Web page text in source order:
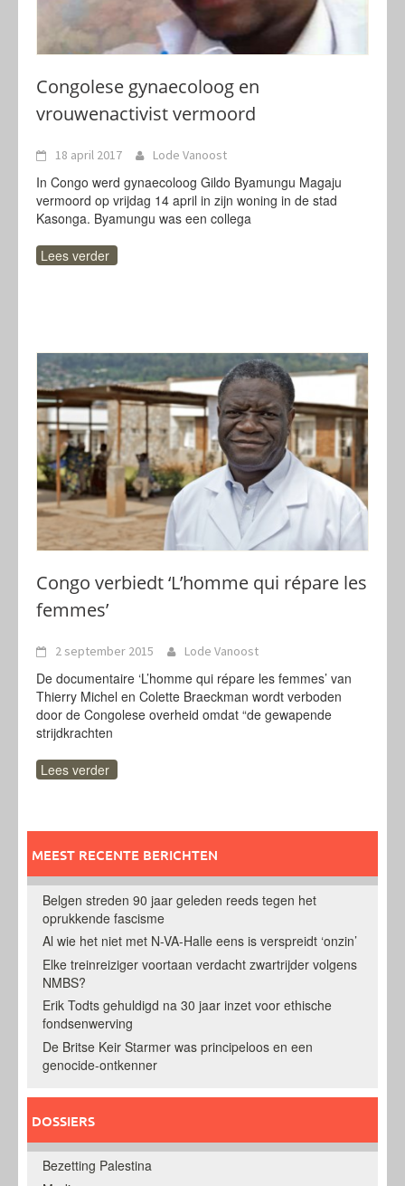
Congolese gynaecoloog en
vrouwenactivist vermoord
18 april 2017 Lode Vanoost
In Congo werd gynaecoloog Gildo Byamungu Magaju
vermoord op vrijdag 14 april in zijn woning in de stad
Kasonga. Byamungu was een collega
Lees verder
Congo verbiedt ‘L’homme qui répare les
femmes’
2 september 2015 Lode Vanoost
De documentaire ‘L’homme qui répare les femmes’ van
Thierry Michel en Colette Braeckman wordt verboden
door de Congolese overheid omdat “de gewapende
strijdkrachten
Lees verder
MEEST RECENTE BERICHTEN
Belgen streden 90 jaar geleden reeds tegen het
oprukkende fascisme
Al wie het niet met N-VA-Halle eens is verspreidt ‘onzin’
Elke treinreiziger voortaan verdacht zwartrijder volgens
NMBS?
Erik Todts gehuldigd na 30 jaar inzet voor ethische
fondsenwerving
De Britse Keir Starmer was principeloos en een
genocide-ontkenner
DOSSIERS
Bezetting Palestina